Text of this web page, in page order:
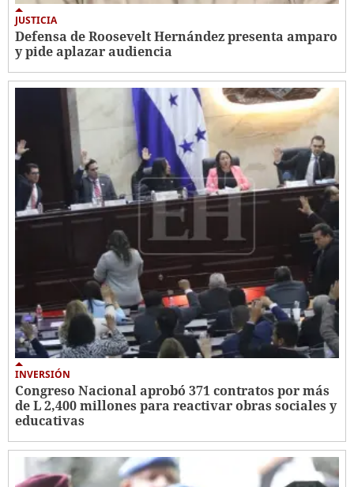
JUSTICIA
Defensa de Roosevelt Hernández presenta amparo
y pide aplazar audiencia
INVERSIÓN
Congreso Nacional aprobó 371 contratos por más
de L 2,400 millones para reactivar obras sociales y
educativas